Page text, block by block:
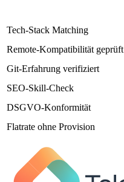
Tech-Stack Matching
Remote-Kompatibilität geprüft
Git-Erfahrung verifiziert
SEO-Skill-Check
DSGVO-Konformität
Flatrate ohne Provision